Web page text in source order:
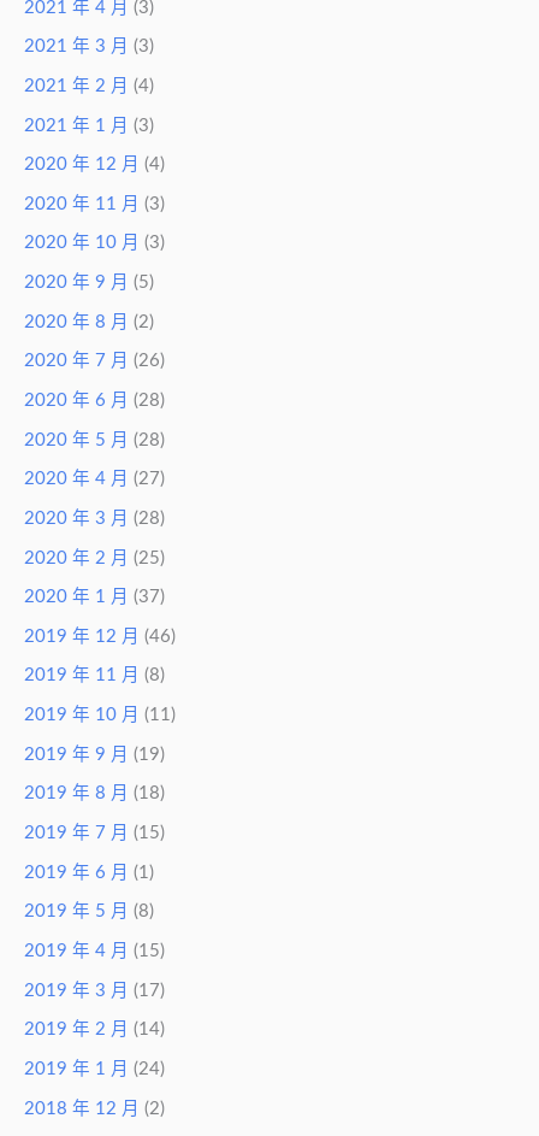
2021 年 4 月 (3)
2021 年 3 月 (3)
2021 年 2 月 (4)
2021 年 1 月 (3)
2020 年 12 月 (4)
2020 年 11 月 (3)
2020 年 10 月 (3)
2020 年 9 月 (5)
2020 年 8 月 (2)
2020 年 7 月 (26)
2020 年 6 月 (28)
2020 年 5 月 (28)
2020 年 4 月 (27)
2020 年 3 月 (28)
2020 年 2 月 (25)
2020 年 1 月 (37)
2019 年 12 月 (46)
2019 年 11 月 (8)
2019 年 10 月 (11)
2019 年 9 月 (19)
2019 年 8 月 (18)
2019 年 7 月 (15)
2019 年 6 月 (1)
2019 年 5 月 (8)
2019 年 4 月 (15)
2019 年 3 月 (17)
2019 年 2 月 (14)
2019 年 1 月 (24)
2018 年 12 月 (2)